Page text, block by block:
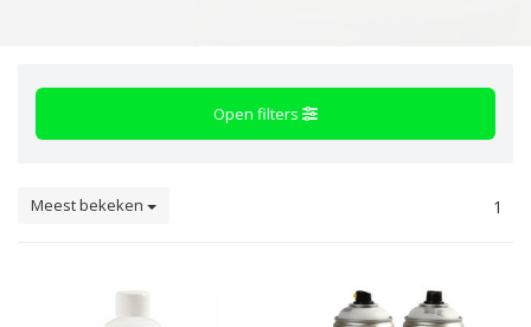
Open filters
Meest bekeken 1